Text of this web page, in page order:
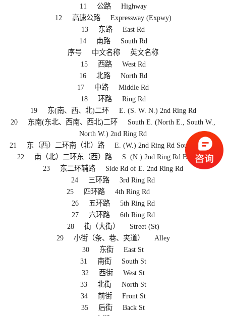
11 公路 Highway
12 高速公路 Expressway (Expwy)
13 东路 East Rd
14 南路 South Rd
序号 中文名称 英文名称
15 西路 West Rd
16 北路 North Rd
17 中路 Middle Rd
18 环路 Ring Rd
19 东(南、西、北)二环 E. (S. W. N.) 2nd Ring Rd
20 东南(东北、西南、西北)二环 South E. (North E., South W.,
North W.) 2nd Ring Rd
21 东（西）二环南（北）路 E. (W.) 2nd Ring Rd South (North)
22 南（北）二环东（西）路 S. (N.) 2nd Ring Rd East (West)
23 东二环辅路 Side Rd of E. 2nd Ring Rd
24 三环路 3rd Ring Rd
25 四环路 4th Ring Rd
26 五环路 5th Ring Rd
27 六环路 6th Ring Rd
28 街（大街） Street (St)
29 小街（条、巷、夹道） Alley
30 东街 East St
31 南街 South St
32 西街 West St
33 北街 North St
34 前街 Front St
35 后街 Back St